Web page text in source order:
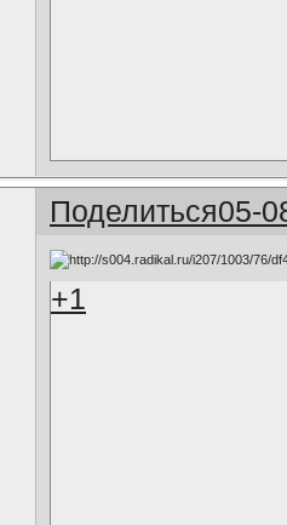
Поделиться05-
+1